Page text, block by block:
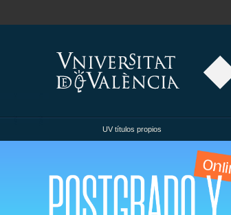
UV títulos propios